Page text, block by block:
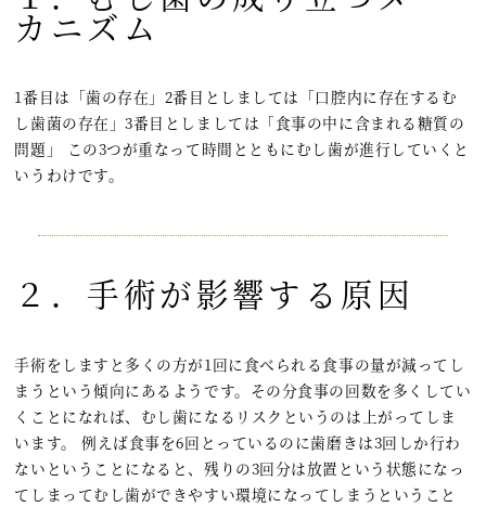
カニズム
1番目は「歯の存在」2番目としましては「口腔内に存在するむ
し歯菌の存在」3番目としましては「食事の中に含まれる糖質の
問題」 この3つが重なって時間とともにむし歯が進行していくと
いうわけです。
２．手術が影響する原因
手術をしますと多くの方が1回に食べられる食事の量が減ってし
まうという傾向にあるようです。その分食事の回数を多くしてい
くことになれば、むし歯になるリスクというのは上がってしま
います。 例えば食事を6回とっているのに歯磨きは3回しか行わ
ないということになると、残りの3回分は放置という状態になっ
てしまってむし歯ができやすい環境になってしまうということ